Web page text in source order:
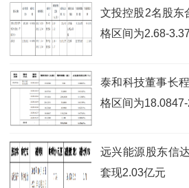
文投控股2名股东
格区间为2.68-
泰和科技董事长
格区间为
远兴能源股东信
套现2.03亿元